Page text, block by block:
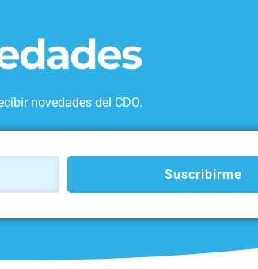
novedades del CDO.
Suscribirme